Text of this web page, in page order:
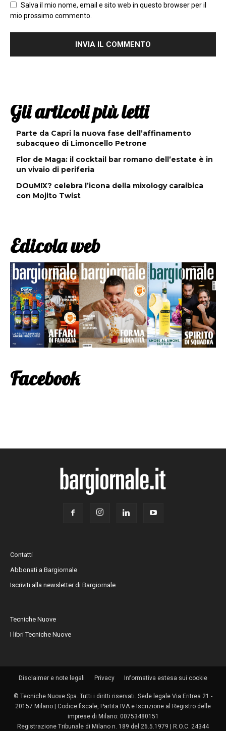
Salva il mio nome, email e sito web in questo browser per il
mio prossimo commento.
Gli articoli più letti
Parte da Capri la nuova fase dell’affinamento
subacqueo di Limoncello Petrone
Flor de Maga: il cocktail bar romano dell’estate è in
un vivaio di periferia
DOuMIX? celebra l’icona della mixology caraibica
con Mojito Twist
Edicola web
Facebook
Contatti
Abbonati a Bargiornale
Iscriviti alla newsletter di Bargiornale
Tecniche Nuove
I libri Tecniche Nuove
Disclaimer e note legali Privacy Informativa estesa sui cookie
© Tecniche Nuove Spa. Tutti i diritti riservati. Sede legale Via Eritrea 21 -
20157 Milano | Codice fiscale, Partita IVA e Iscrizione al Registro delle
imprese di Milano: 00753480151
Registrazione Tribunale di Milano n. 189 del 26.5.1979 | R.O.C. 24344